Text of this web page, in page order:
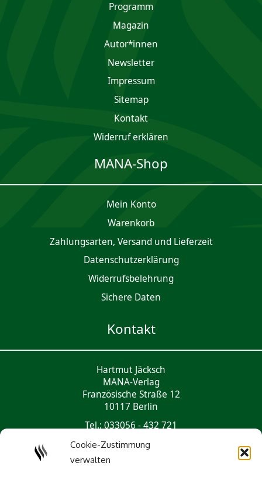
Cookie-Zustimmung
verwalten
Programm
Magazin
Autor*innen
Newsletter
Impres­sum
Sitemap
Kontakt
Widerruf erklären
MANA-Shop
Mein Konto
Waren­korb
Zahlungsarten, Versand und Lieferzeit
Daten­schutz­er­klärung
Widerrufsbelehrung
Sichere Daten
Kontakt
Hartmut Jäcksch
MANA-Verlag
Französische Straße 12
10117 Berlin
Tel.: 033056 - 432 721
Social Media